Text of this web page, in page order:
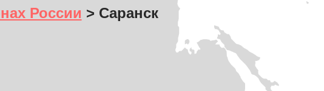
России > Саранск